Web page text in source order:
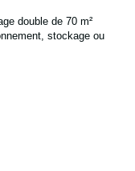
double de 70 m²
stockage ou